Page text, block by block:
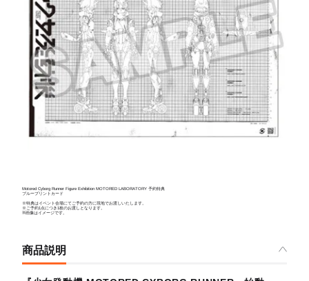
Motored Cyborg Runner Figure Exhibition MOTORED LABORATORY 予約特典
ブループリントカード
※特典はイベント会場にてご予約の方に現地でお渡しいたします。
※ご予約1点につき1枚のお渡しとなります。
※画像はイメージです。
商品説明